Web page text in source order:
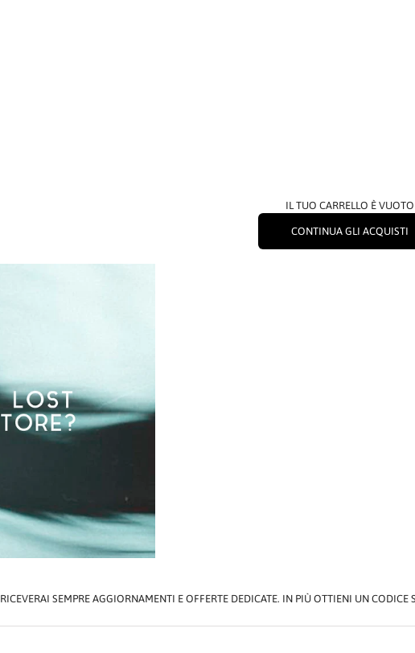
IL TUO CARRELLO È VUOTO
CONTINUA GLI ACQUISTI
SEMPRE AGGIORNAMENTI E OFFERTE DEDICATE. IN PIÙ OTTIENI UN